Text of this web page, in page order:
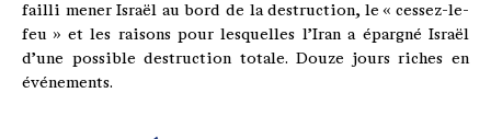
failli mener Israël au bord de la destruction, le « cessez-le-
feu » et les raisons pour lesquelles l’Iran a épargné Israël
d’une possible destruction totale. Douze jours riches en
événements.